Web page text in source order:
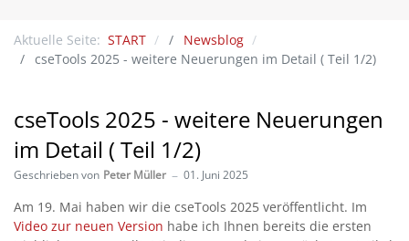
Aktuelle Seite: START
Newsblog
cseTools 2025 - weitere Neuerungen im Detail ( Teil 1/2)
cseTools 2025 - weitere Neuerungen
im Detail ( Teil 1/2)
Geschrieben von Peter Müller 01. Juni 2025
Am 19. Mai haben wir die cseTools 2025 veröffentlicht. Im
Video zur neuen Version habe ich Ihnen bereits die ersten